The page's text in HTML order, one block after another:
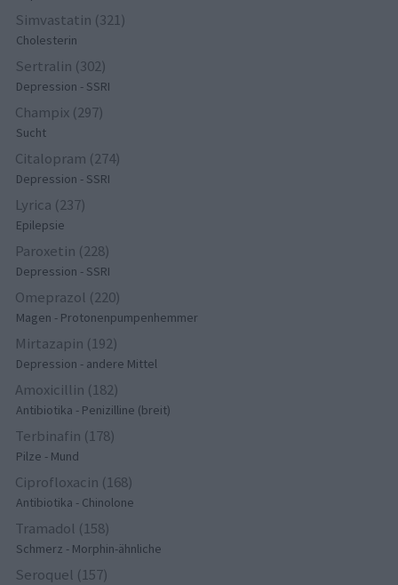
Simvastatin (321)
Cholesterin
Sertralin (302)
Depression - SSRI
Champix (297)
Sucht
Citalopram (274)
Depression - SSRI
Lyrica (237)
Epilepsie
Paroxetin (228)
Depression - SSRI
Omeprazol (220)
Magen - Protonenpumpenhemmer
Mirtazapin (192)
Depression - andere Mittel
Amoxicillin (182)
Antibiotika - Penizilline (breit)
Terbinafin (178)
Pilze - Mund
Ciprofloxacin (168)
Antibiotika - Chinolone
Tramadol (158)
Schmerz - Morphin-ähnliche
Seroquel (157)